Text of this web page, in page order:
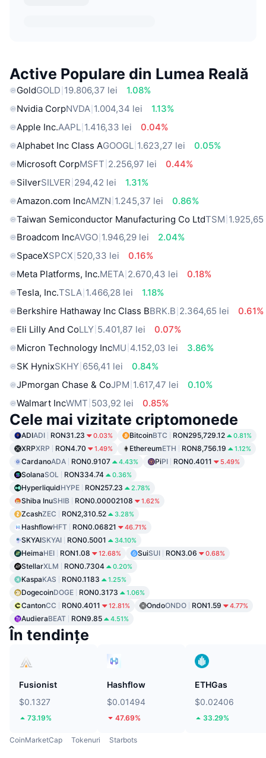
Active Populare din Lumea Reală
GoldGOLD 19.806,37 lei
1.08%
Nvidia CorpNVDA 1.004,34 lei
1.13%
Apple Inc.AAPL 1.416,33 lei
0.04%
Alphabet Inc Class AGOOGL 1.623,27 lei
0.05%
Microsoft CorpMSFT 2.256,97 lei
0.44%
SilverSILVER 294,42 lei
1.31%
Amazon.com IncAMZN 1.245,37 lei
0.86%
Taiwan Semiconductor Manufacturing Co LtdTSM
Broadcom IncAVGO 1.946,29 lei
2.04%
SpaceXSPCX 520,33 lei
0.16%
Meta Platforms, Inc.META 2.670,43 lei
0.18%
Tesla, Inc.TSLA 1.466,28 lei
1.18%
Berkshire Hathaway Inc Class BBRK.B 2.364,65 lei
0.61%
Eli Lilly And CoLLY 5.401,87 lei
0.07%
Micron Technology IncMU 4.152,03 lei
3.86%
SK HynixSKHY 656,41 lei
0.84%
JPmorgan Chase & CoJPM 1.617,47 lei
0.10%
Walmart IncWMT 503,92 lei 0.85%
Cele mai vizitate criptomonede
ADIADI RON31.23 0.03% BitcoinBTC RON295,729.12 0.81%
XRPXRP RON4.70 1.49% EthereumETH RON8,756.19 1.12%
CardanoADA RON0.9107 4.43% PiPI RON0.4011 5.49%
SolanaSOL RON334.74 0.36%
HyperliquidHYPE RON257.23 2.78%
Shiba InuSHIB RON0.00002108 1.62%
ZcashZEC RON2,310.52 3.28%
HashflowHFT RON0.06821 46.71%
SKYAISKYAI RON0.5001 34.10%
HeimaHEI RON1.08 12.68% SuiSUI RON3.06 0.68%
StellarXLM RON0.7304 0.20%
KaspaKAS RON0.1183 1.25%
DogecoinDOGE RON0.3173 1.06%
CantonCC RON0.4011 12.81% OndoONDO RON1.59 4.77%
AudieraBEAT RON9.85 4.51%
În tendințe
Fusionist
$0.1327
73.19%
Hashflow
$0.01494
47.69%
ETHGas
$0.02406
33.29%
CoinMarketCap Tokenuri Starbots